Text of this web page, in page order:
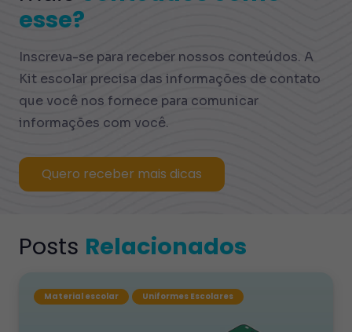
esse?
Inscreva-se para receber nossos conteúdos. A
Kit escolar precisa das informações de contato
que você nos fornece para comunicar
informações com você.
Quero receber mais dicas
Posts Relacionados
Material escolar Uniformes Escolares